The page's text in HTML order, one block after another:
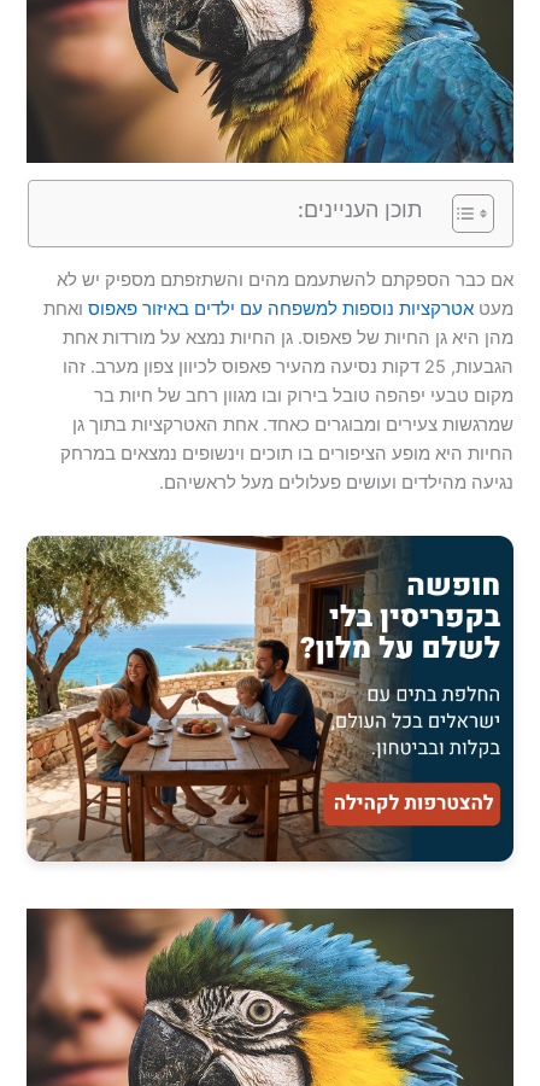
תוכן העניינים:
אם כבר הספקתם להשתעמם מהים והשתזפתם מספיק יש לא
מעטאטרקציות נוספות למשפחה עם ילדים באיזור פאפוס ואחת
מהן היא גן החיות של פאפוס. גן החיות נמצא על מורדות אחת
הגבעות, 25 דקות נסיעה מהעיר פאפוס לכיוון צפון מערב. זהו
מקום טבעי יפהפה טובל בירוק ובו מגוון רחב של חיות בר
שמרגשות צעירים ומבוגרים כאחד. אחת האטרקציות בתוך גן
החיות היא מופע הציפורים בו תוכים וינשופים נמצאים במרחק
נגיעה מהילדים ועושים פעלולים מעל לראשיהם.